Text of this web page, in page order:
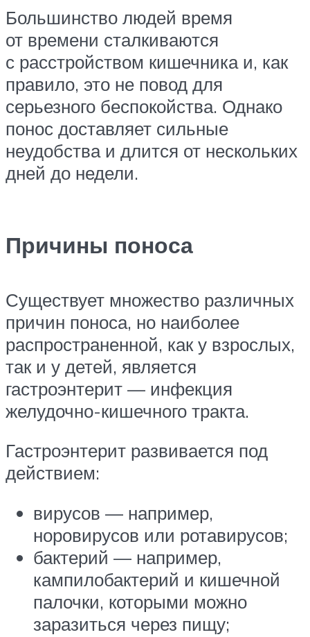
Большинство людей время
от времени сталкиваются
с расстройством кишечника и, как
правило, это не повод для
серьезного беспокойства. Однако
понос доставляет сильные
неудобства и длится от нескольких
дней до недели.
Причины поноса
Существует множество различных
причин поноса, но наиболее
распространенной, как у взрослых,
так и у детей, является
гастроэнтерит — инфекция
желудочно-кишечного тракта.
Гастроэнтерит развивается под
действием:
вирусов — например,
норовирусов или ротавирусов;
бактерий — например,
кампилобактерий и кишечной
палочки, которыми можно
заразиться через пищу;